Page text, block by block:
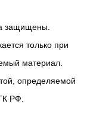
защищены.
только при
материал.
определяемой
РФ.